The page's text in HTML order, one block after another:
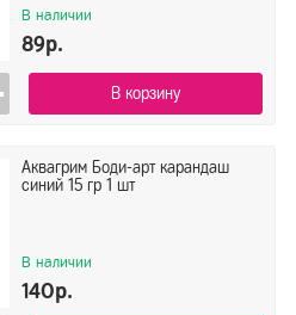
В наличии
89р.
В корзину
Аквагрим Боди-арт карандаш
синий 15 гр 1 шт
В наличии
140р.